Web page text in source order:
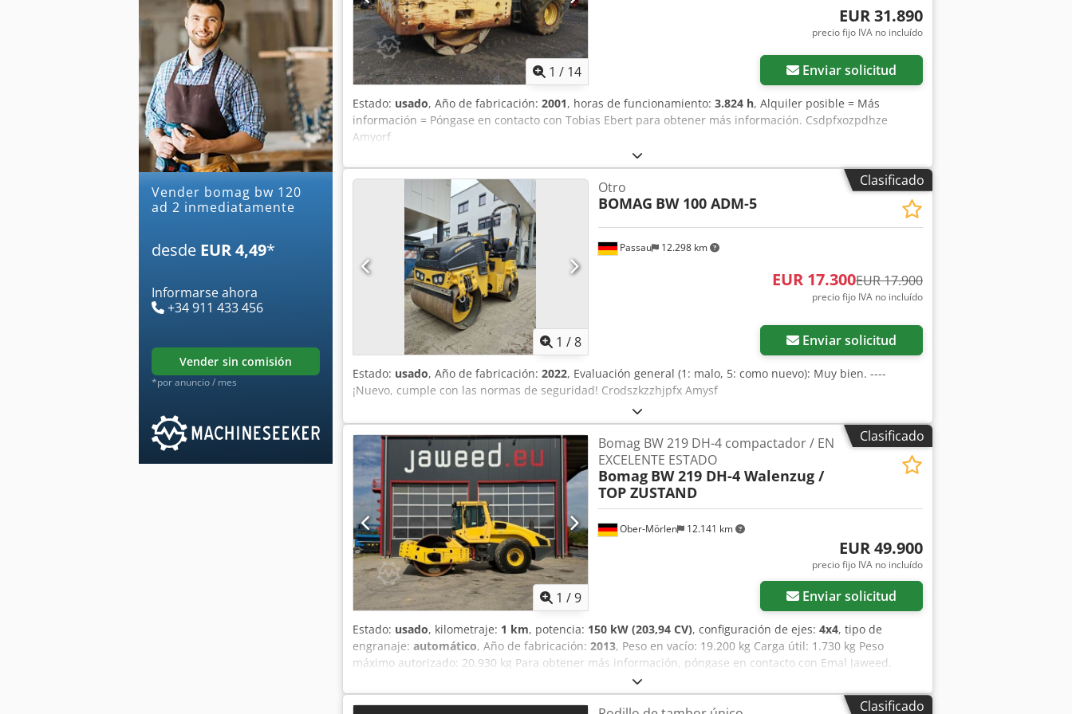
Vender bomag bw 120
ad 2 inmediatamente
desde EUR 4,49*
Informarse ahora
+34 911 433 456
vender sin comisión
*por anuncio / mes
operadores de equipos, fácilmente accesibles en nuestra plataforma.
1 / 14
EUR 31.890
precio fijo IVA no incluído
Enviar solicitud
Estado: usado, Año de fabricación: 2001, horas de funcionamiento: 3.824 h, Alquiler posible = Más
información = Póngase en contacto con Tobias Ebert para obtener más información. Csdpfxozpdhze
Amyorf
Clasificado
1 /8
Passau 12.298 km
Otro
BOMAG BW 100 ADM-5
EUR 17.300EUR 17.900
precio fijo IVA no incluído
Enviar solicitud
Estado: usado, Año de fabricación: 2022, Evaluación general (1: malo, 5: como nuevo): Muy bien. ----
¡Nuevo, cumple con las normas de seguridad! Crodszkzzhjpfx Amysf
Clasificado
1 /9
Ober-Mörlen 12.141 km
Bomag BW 219 DH-4 compactador / EN
EXCELENTE ESTADO
Bomag BW 219 DH-4 Walenzug /
TOP ZUSTAND
EUR 49.900
precio fijo IVA no incluído
Enviar solicitud
Estado: usado, kilometraje: 1 km, potencia: 150 kW (203,94 CV), configuración de ejes: 4x4, tipo de
engranaje: automático, Año de fabricación: 2013, Peso en vacío: 19.200 kg Carga útil: 1.730 kg Peso
máximo autorizado: 20.930 kg Para obtener más información, póngase en contacto con Emal Jaweed.
Cjdpfxszgthlj Amysrf Rodillo compactador, Bomag BW 219 DH-4, Año de fabricación: 2013, Horas de
funcionamiento: 6523 h, Longitud: 6000 mm, Anchura: 2300 mm, Altura: 3020 mm, Peso en vacío: 19200
Clasificado